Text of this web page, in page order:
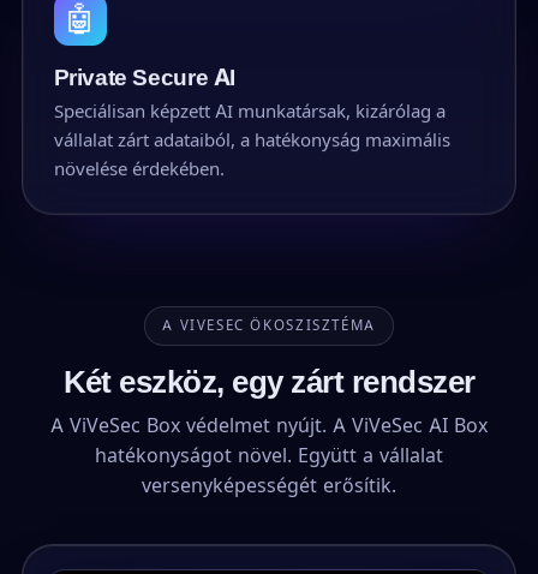
🤖
Private Secure AI
Speciálisan képzett AI munkatársak, kizárólag a
vállalat zárt adataiból, a hatékonyság maximális
növelése érdekében.
A VIVESEC ÖKOSZISZTÉMA
Két eszköz, egy zárt rendszer
A ViVeSec Box védelmet nyújt. A ViVeSec AI Box
hatékonyságot növel. Együtt a vállalat
versenyképességét erősítik.